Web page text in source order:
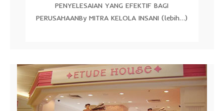
PENYELESAIAN YANG EFEKTIF BAGI
PERUSAHAANBy MITRA KELOLA INSANI (lebih…)